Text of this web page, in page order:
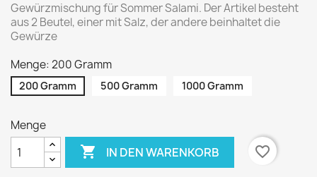
Gewürzmischung für Sommer Salami. Der Artikel besteht
aus 2 Beutel, einer mit Salz, der andere beinhaltet die
Gewürze
Menge: 200 Gramm
200 Gramm 500 Gramm 1000 Gramm
Menge
 IN DEN WARENKORB favorite_border